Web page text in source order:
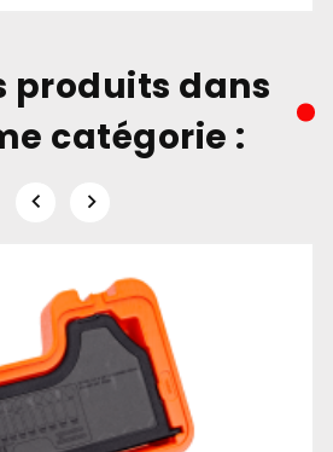
produits dans
catégorie :
 